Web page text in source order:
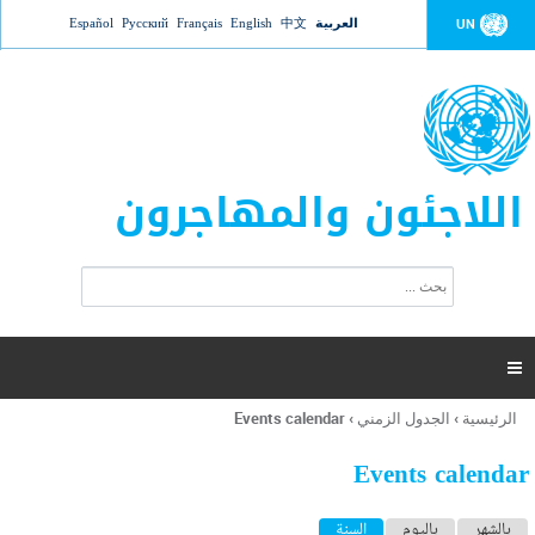
Jump to navigation UN العربية 中文
English
Français
Русский
Español
اللاجئون والمهاجرون
ت
ر
ل
ح
ب

أنت
هنا
الرئيسية › الجدول الزمني ›
Events calendar
Events calendar